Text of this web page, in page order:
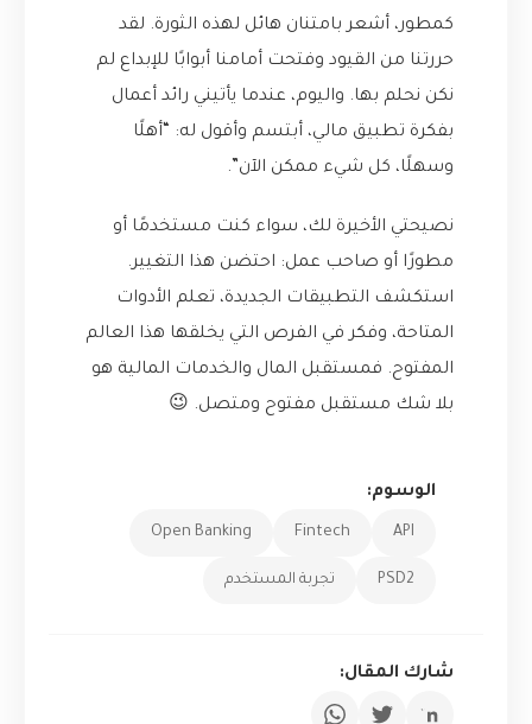
كمطور، أشعر بامتنان هائل لهذه الثورة. لقد
حررتنا من القيود وفتحت أمامنا أبوابًا للإبداع لم
نكن نحلم بها. واليوم، عندما يأتيني رائد أعمال
بفكرة تطبيق مالي، أبتسم وأقول له: “أهلًا
وسهلًا، كل شيء ممكن الآن”.
نصيحتي الأخيرة لك، سواء كنت مستخدمًا أو
مطورًا أو صاحب عمل: احتضن هذا التغيير.
استكشف التطبيقات الجديدة، تعلم الأدوات
المتاحة، وفكر في الفرص التي يخلقها هذا العالم
المفتوح. فمستقبل المال والخدمات المالية هو
بلا شك مستقبل مفتوح ومتصل. 😉
الوسوم:
API
Fintech
Open Banking
PSD2 تجربة المستخدم
شارك المقال: